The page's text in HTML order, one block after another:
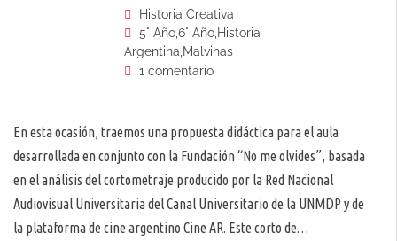
Historia Creativa
5° Año,6° Año,Historia
Argentina,Malvinas
1 comentario
En esta ocasión, traemos una propuesta didáctica para el aula
desarrollada en conjunto con la Fundación “No me olvides”, basada
en el análisis del cortometraje producido por la Red Nacional
Audiovisual Universitaria del Canal Universitario de la UNMDP y de
la plataforma de cine argentino Cine AR. Este corto de…